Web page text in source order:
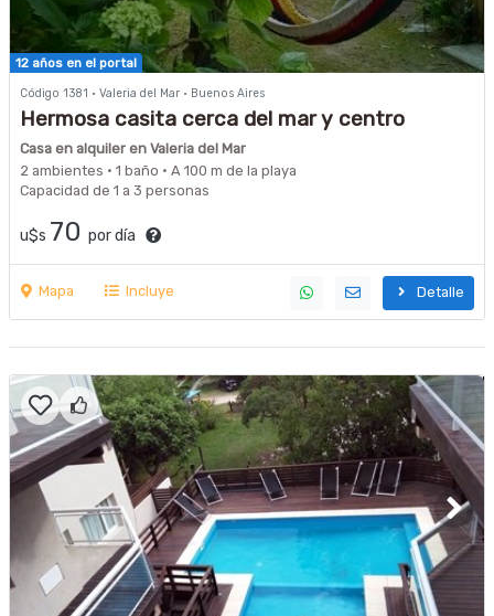
12 años en el portal
Código 1381 · Valeria del Mar · Buenos Aires
Hermosa casita cerca del mar y centro
Casa en alquiler en Valeria del Mar
2 ambientes · 1 baño · A 100 m de la playa
Capacidad de 1 a 3 personas
u$s 70 por día
Mapa Incluye Detalle